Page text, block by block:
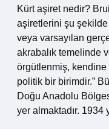
Kürt aşiret nedir?
aşiretlerini şu şekilde
veya varsayılan
akrabalık temelinde
örgütlenmiş, kendine
politik bir birimdir.”
Doğu Anadolu
yer almaktadır. 1934